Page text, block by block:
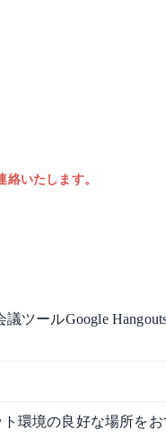
いたします。
ツールGoogle
環境の良好な場所をお